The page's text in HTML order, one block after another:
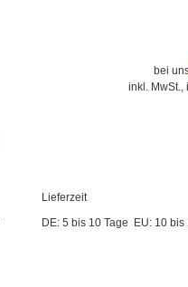
bei
inkl. MwSt.,
Lieferzeit
DE: 5 bis 10 Tage EU: 10 bis